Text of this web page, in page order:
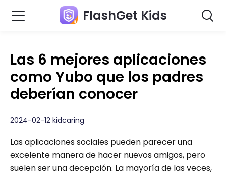
FlashGet Kids
Las 6 mejores aplicaciones
como Yubo que los padres
deberían conocer
2024-02-12 kidcaring
Las aplicaciones sociales pueden parecer una
excelente manera de hacer nuevos amigos, pero
suelen ser una decepción. La mayoría de las veces,